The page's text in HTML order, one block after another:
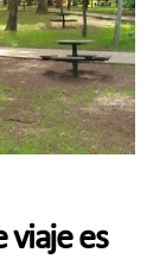
viaje es